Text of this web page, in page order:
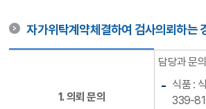
자가위탁계약체결하여 검사의뢰하는
1. 의뢰 문의
담당과 문의
식품 :
339-